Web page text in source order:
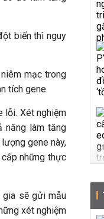
biến thì nguy
mạc trong
tích gene.
lỗi. Xét nghiệm
năng làm tăng
gene này,
những thực
gia sẽ gửi mẫu
xét nghiệm